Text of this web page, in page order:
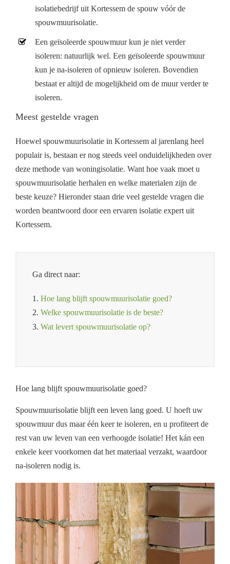
isolatiebedrijf uit Kortessem de spouw vóór de
spouwmuurisolatie.
Een geïsoleerde spouwmuur kun je niet verder
isoleren: natuurlijk wel. Een geïsoleerde spouwmuur
kun je na-isoleren of opnieuw isoleren. Bovendien
bestaat er altijd de mogelijkheid om de muur verder te
isoleren.
Meest gestelde vragen
Hoewel spouwmuurisolatie in Kortessem al jarenlang heel
populair is, bestaan er nog steeds veel onduidelijkheden over
deze methode van woningisolatie. Want hoe vaak moet u
spouwmuurisolatie herhalen en welke materialen zijn de
beste keuze? Hieronder staan drie veel gestelde vragen die
worden beantwoord door een ervaren isolatie expert uit
Kortessem.
Ga direct naar:
1. Hoe lang blijft spouwmuurisolatie goed?
2. Welke spouwmuurisolatie is de beste?
3. Wat levert spouwmuurisolatie op?
Hoe lang blijft spouwmuurisolatie goed?
Spouwmuurisolatie blijft een leven lang goed. U hoeft uw
spouwmuur dus maar één keer te isoleren, en u profiteert de
rest van uw leven van een verhoogde isolatie! Het kán een
enkele keer voorkomen dat het materiaal verzakt, waardoor
na-isoleren nodig is.